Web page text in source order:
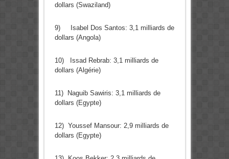
dollars (Swaziland)
9) Isabel Dos Santos: 3,1 milliards de
dollars (Angola)
10) Issad Rebrab: 3,1 milliards de
dollars (Algérie)
11) Naguib Sawiris: 3,1 milliards de
dollars (Egypte)
12) Youssef Mansour: 2,9 milliards de
dollars (Egypte)